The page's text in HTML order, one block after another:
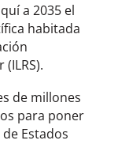
a 2035 el
habitada
de millones
para poner
Estados